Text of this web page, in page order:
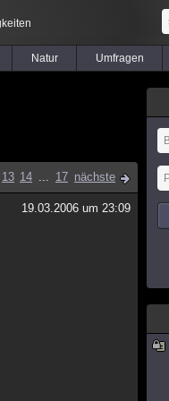
Natur Umfragen
13 14 ... 17 nächste
19.03.2006 um 23:09